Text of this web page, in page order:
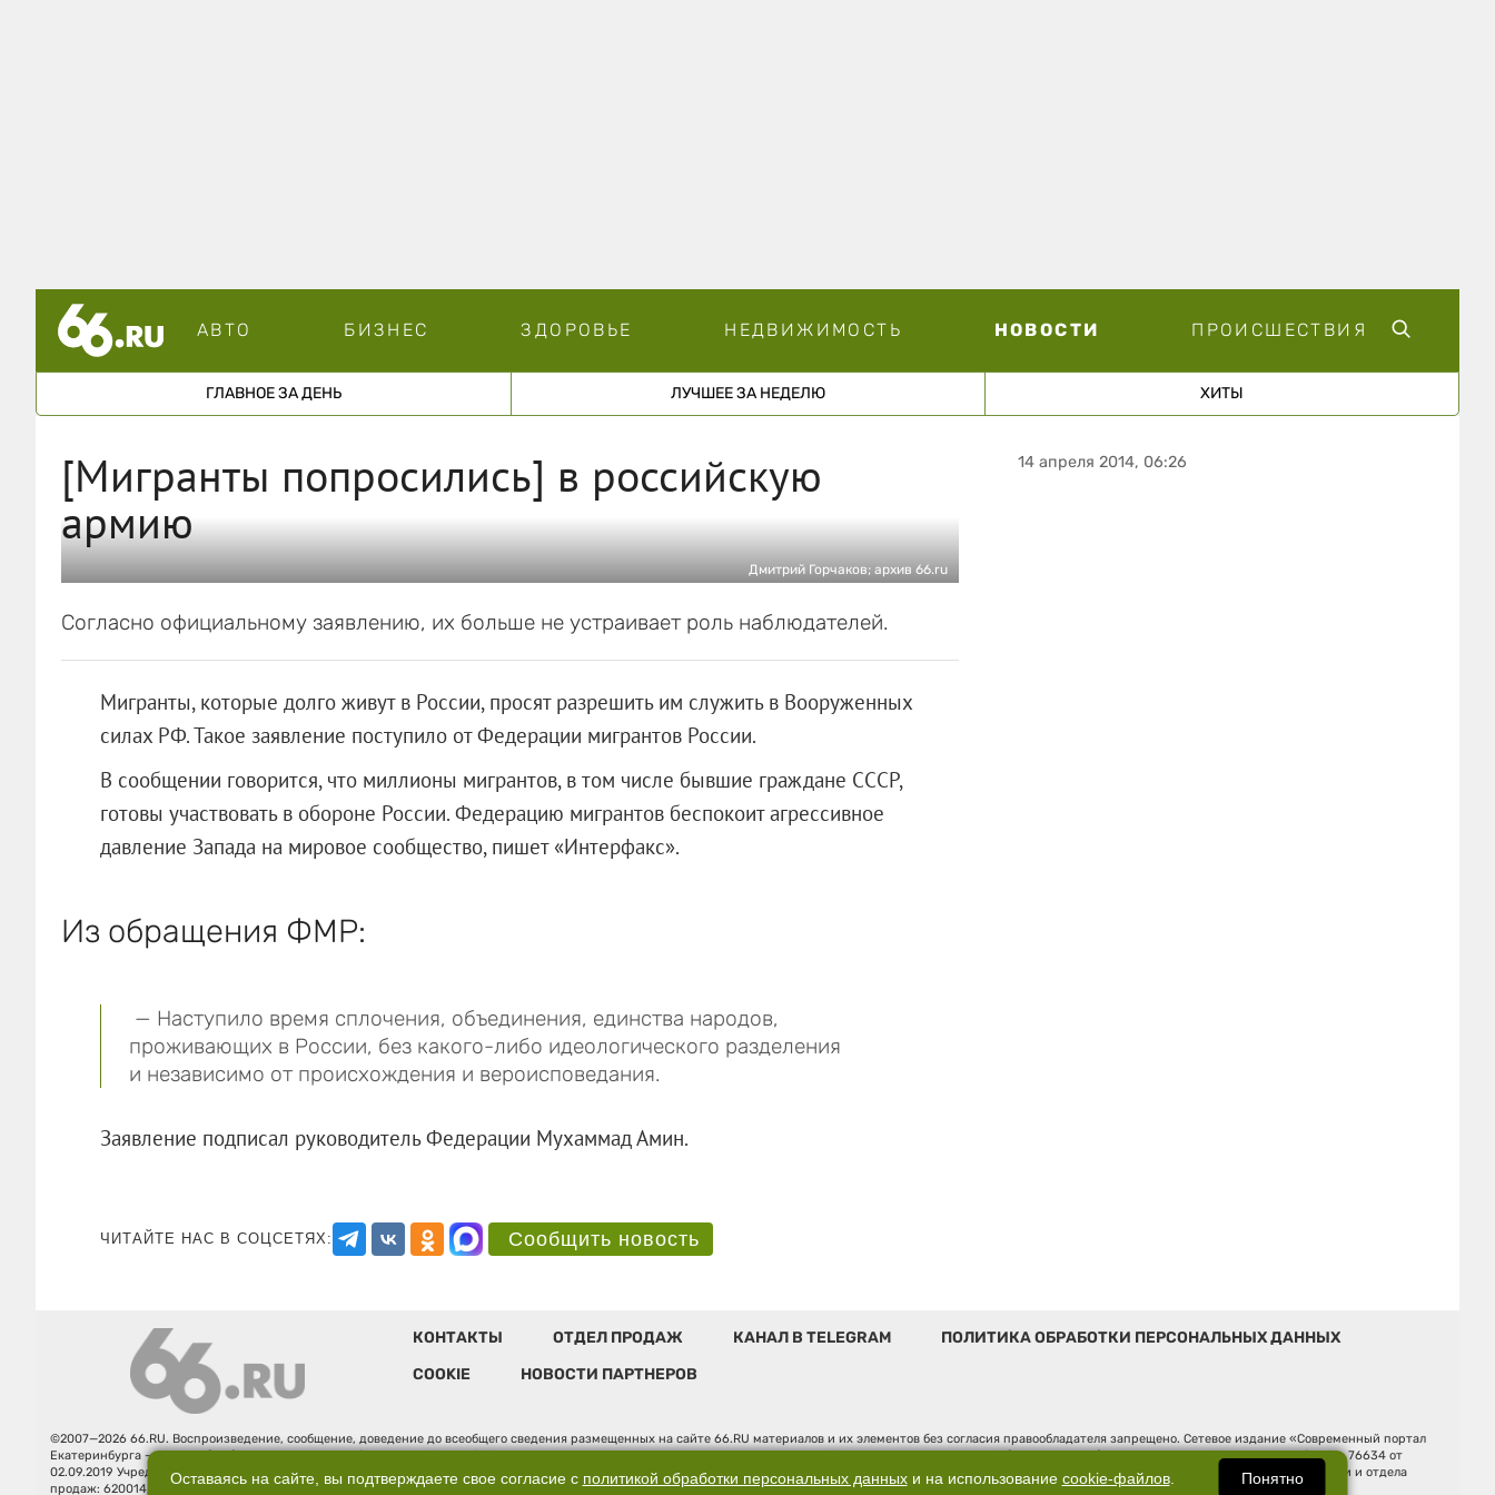
АВТО БИЗНЕС ЗДОРОВЬЕ НЕДВИЖИМОСТЬ НОВОСТИ ПРОИСШЕСТВИЯ
ГЛАВНОЕ ЗА ДЕНЬ ЛУЧШЕЕ ЗА НЕДЕЛЮ ХИТЫ
[Мигранты попросились] в российскую
армию
Дмитрий Горчаков; архив 66.ru
Согласно официальному заявлению, их больше не устраивает роль наблюдателей.
Мигранты, которые долго живут в России, просят разрешить им служить в Вооруженных
силах РФ. Такое заявление поступило от Федерации мигрантов России.
В сообщении говорится, что миллионы мигрантов, в том числе бывшие граждане СССР,
готовы участвовать в обороне России. Федерацию мигрантов беспокоит агрессивное
давление Запада на мировое сообщество, пишет «Интерфакс».
Из обращения ФМР:
— Наступило время сплочения, объединения, единства народов,
проживающих в России, без какого-либо идеологического разделения
и независимо от происхождения и вероисповедания.
Заявление подписал руководитель Федерации Мухаммад Амин.
ЧИТАЙТЕ НАС В СОЦСЕТЯХ: Сообщить новость
14 апреля 2014, 06:26
КОНТАКТЫ ОТДЕЛ ПРОДАЖ КАНАЛ В TELEGRAM
ПОЛИТИКА ОБРАБОТКИ ПЕРСОНАЛЬНЫХ ДАННЫХ
COOKIE
НОВОСТИ ПАРТНЕРОВ
©2007—2026 66.RU. Воспроизведение, сообщение, доведение до всеобщего сведения размещенных на сайте 66.RU материалов и их элементов без согласия правообладателя запрещено. Сетевое издание «Современный портал
Екатеринбурга — «66.ru» (18+) зарегистрировано Федеральной службой по надзору в сфере связи, информационных технологий и массовых коммуникаций (Роскомнадзор). Регистрационный номер ЭЛ № ФС 77 - 76634 от
02.09.2019 Учредитель: Общество с ограниченной ответственностью "66.ру". Юридический адрес: 620014, Свердловская обл., г. Екатеринбург, ул. Бориса Ельцина, строение 3, оф. 7015 Фактический адрес редакции и отдела
продаж: 620014, Свердловская обл., г. Екатеринбург, ул. Бориса Ельцина, д. 3, оф. 7015, +7 (343) 288-50-66 info@news.66.ru Главный редактор: Шлыков Дмитрий Владимирович
Оставаясь на сайте, вы подтверждаете свое согласие с политикой обработки персональных данныхи на использование cookie-файлов. Понятно